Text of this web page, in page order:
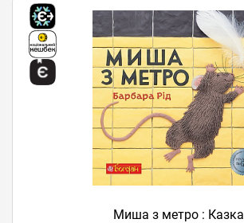
Миша з метро : Казка